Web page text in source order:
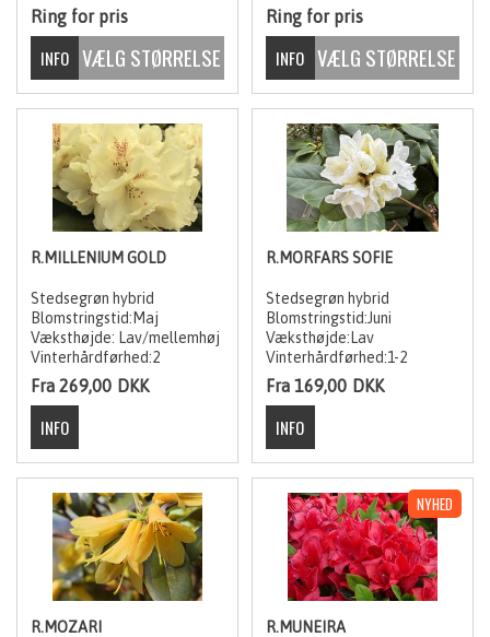
Ring for pris Ring for pris
R.MILLENIUM GOLD
Stedsegrøn hybrid
Blomstringstid:Maj
Væksthøjde: Lav/mellemhøj
Vinterhårdførhed:2
Fra 269,00 DKK
R.MORFARS SOFIE
Stedsegrøn hybrid
Blomstringstid:Juni
Væksthøjde:Lav
Vinterhårdførhed:1-2
Fra 169,00 DKK
R.MOZARI R.MUNEIRA